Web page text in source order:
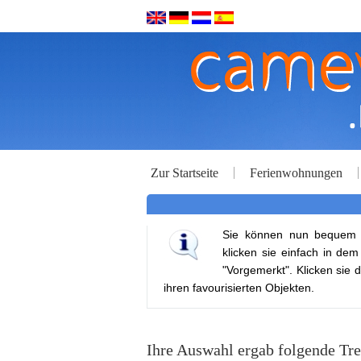
Zur Startseite Ferienwohnungen
Sie können nun
klicken sie einfach in
"Vorgemerkt". Klicken sie
ihren favourisierten Objekten.
Ihre Auswahl ergab folgende